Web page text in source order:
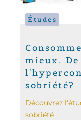
Études
mieux. De
sobriété?
Découvrez
sobriété